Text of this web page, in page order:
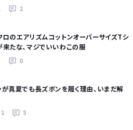
2
のエアリズムコットンオーバーサイズTシ
たな、マジでいいわこの服
0
真夏でも長ズボンを履く理由、いまだ解
5